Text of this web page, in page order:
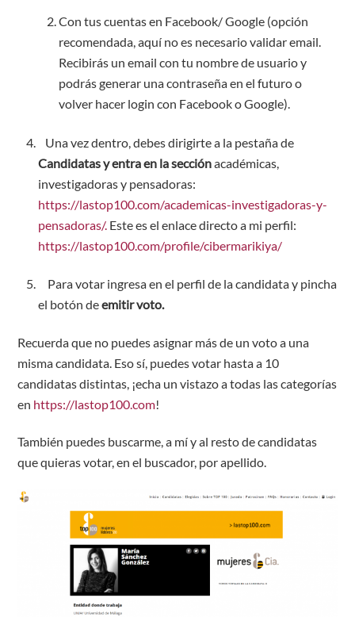
Con tus cuentas en Facebook/ Google (opción
recomendada, aquí no es necesario validar email.
Recibirás un email con tu nombre de usuario y
podrás generar una contraseña en el futuro o
volver hacer login con Facebook o Google).
Una vez dentro, debes dirigirte a la pestaña de
Candidatas y entra en la secciónacadémicas,
investigadoras y pensadoras:
https://lastop100.com/academicas-investigadoras-y-
pensadoras/. Este es el enlace directo a mi perfil:
https://lastop100.com/profile/cibermarikiya/
Para votar ingresa en el perfil de la candidata y pincha
el botón deemitir voto.
Recuerda que no puedes asignar más de un voto a una
misma candidata. Eso sí, puedes votar hasta a 10
candidatas distintas, ¡echa un vistazo a todas las categorías
en https://lastop100.com!
También puedes buscarme, a mí y al resto de candidatas
que quieras votar, en el buscador, por apellido.